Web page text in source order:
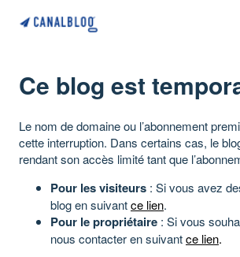
Ce blog est
Le nom de domaine ou l’abonnement
cette interruption. Dans certains cas, le
rendant son accès limité tant que
Pour les visiteurs : Si vous avez
blog en suivantce lien.
Pour le propriétaire : Si vous
nous contacter en suivantce lien.